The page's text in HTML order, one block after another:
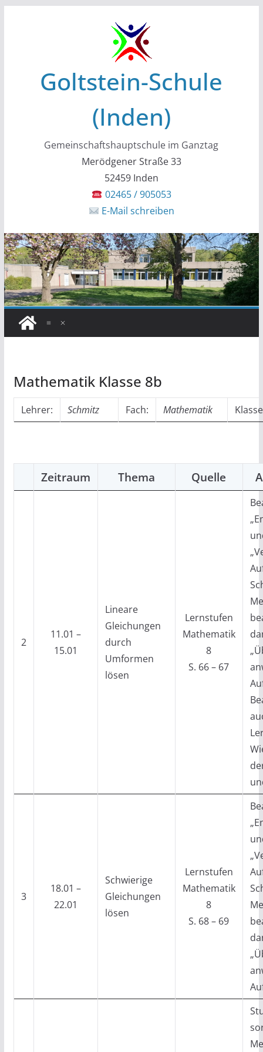
Goltstein-Schule
(Inden)
Gemeinschaftshauptschule im Ganztag
Merödgener Straße 33
52459 Inden
02465 / 905053
E-Mail schreiben
Mathematik Klasse 8b
Lehrer: Schmitz Fach: Mathematik
Zeitraum Thema Quelle
2
11.01 –
15.01
Lineare
Gleichungen
durch
Umformen
lösen
Lernstufen
Mathematik
8
S. 66 – 67
3
18.01 –
22.01
Schwierige
Gleichungen
lösen
Lernstufen
Mathematik
8
S. 68 – 69